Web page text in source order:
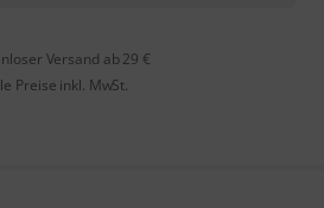
Versand ab 29 €
Preise inkl. MwSt.